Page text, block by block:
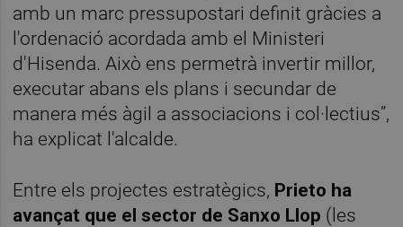
amb un marc pressupostari definit gràcies a
l'ordenació acordada amb el Ministeri
d'Hisenda. Això ens permetrà invertir millor,
executar abans els plans i secundar de
manera més àgil a associacions i col·lectius”,
ha explicat l'alcalde.
Entre els projectes estratègics, Prieto ha
avançat que el sector de Sanxo Llop (les